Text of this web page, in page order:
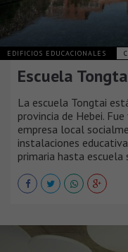
EDIFICIOS EDUCACIONALES
Escuela
La escuela Tongtai
provincia de Hebei.
empresa local
instalaciones
primaria hasta escuela